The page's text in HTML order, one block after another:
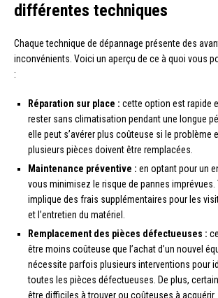
différentes techniques
Chaque technique de dépannage présente des
inconvénients. Voici un aperçu de ce à quoi vous
:
Réparation sur place : cette option est rapide
rester sans climatisation pendant une longue
elle peut s’avérer plus coûteuse si le problème
plusieurs pièces doivent être remplacées.
Maintenance préventive : en optant pour un
vous minimisez le risque de pannes
implique des frais supplémentaires pour les
et l’entretien du matériel.
Remplacement des pièces défectueuses :
être moins coûteuse que l’achat d’un nouvel
nécessite parfois plusieurs interventions pour
toutes les pièces défectueuses. De plus,
être difficiles à trouver ou coûteuses à acquérir.